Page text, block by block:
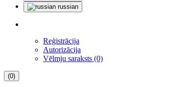
russian
Reģistrācija
Autorizācija
Vēlmju saraksts (0)
(0)